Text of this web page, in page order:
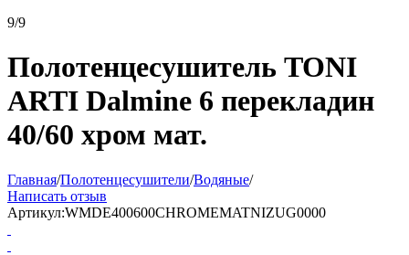
9/9
Полотенцесушитель TONI
ARTI Dalmine 6 перекладин
40/60 хром мат.
Главная/Полотенцесушители/Водяные/
Написать отзыв
Артикул:WMDE400600CHROMEMATNIZUG0000